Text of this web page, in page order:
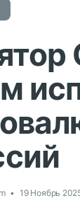
19 Ноябрь